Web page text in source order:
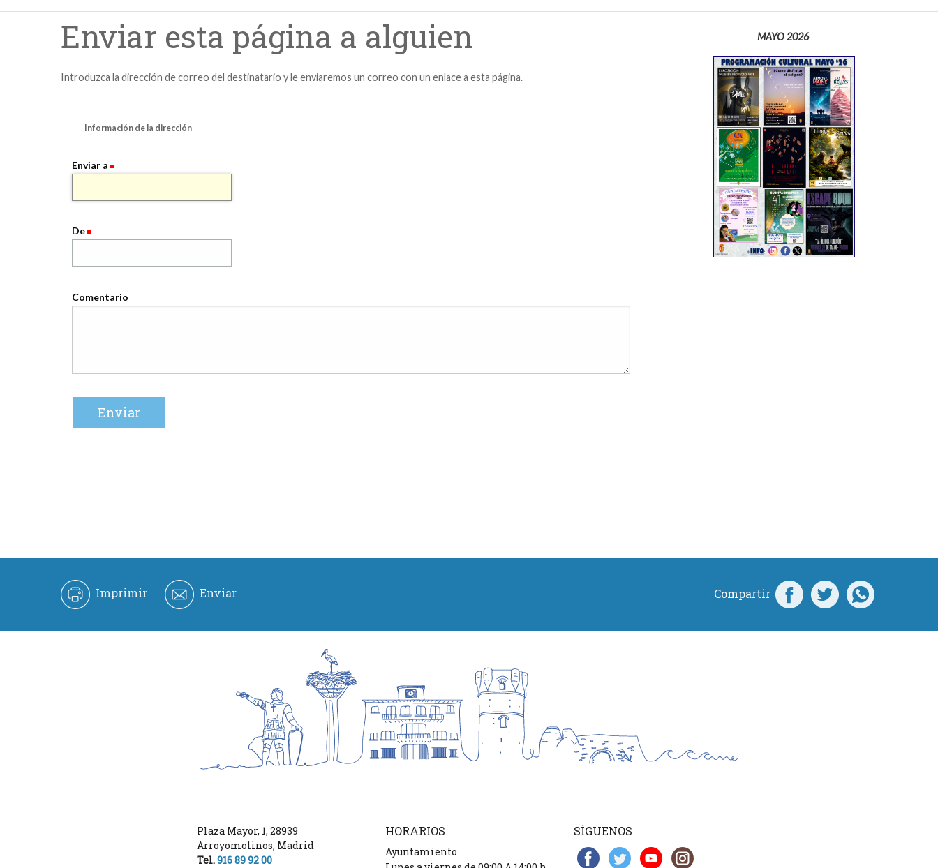
Enviar esta página a alguien
Introduzca la dirección de correo del destinatario y le enviaremos un correo con un enlace a esta página.
Información de la dirección
Enviar a
De
Comentario
MAYO 2026
Imprimir Enviar Compartir
Plaza Mayor, 1, 28939
Arroyomolinos, Madrid
Tel.916 89 92 00
HORARIOS
Ayuntamiento
SÍGUENOS